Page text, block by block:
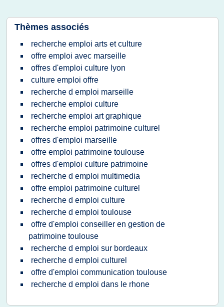
Thèmes associés
recherche emploi arts et culture
offre emploi avec marseille
offres d'emploi culture lyon
culture emploi offre
recherche d emploi marseille
recherche emploi culture
recherche emploi art graphique
recherche emploi patrimoine culturel
offres d'emploi marseille
offre emploi patrimoine toulouse
offres d'emploi culture patrimoine
recherche d emploi multimedia
offre emploi patrimoine culturel
recherche d emploi culture
recherche d emploi toulouse
offre d'emploi conseiller en gestion de
patrimoine toulouse
recherche d emploi sur bordeaux
recherche d emploi culturel
offre d'emploi communication toulouse
recherche d emploi dans le rhone